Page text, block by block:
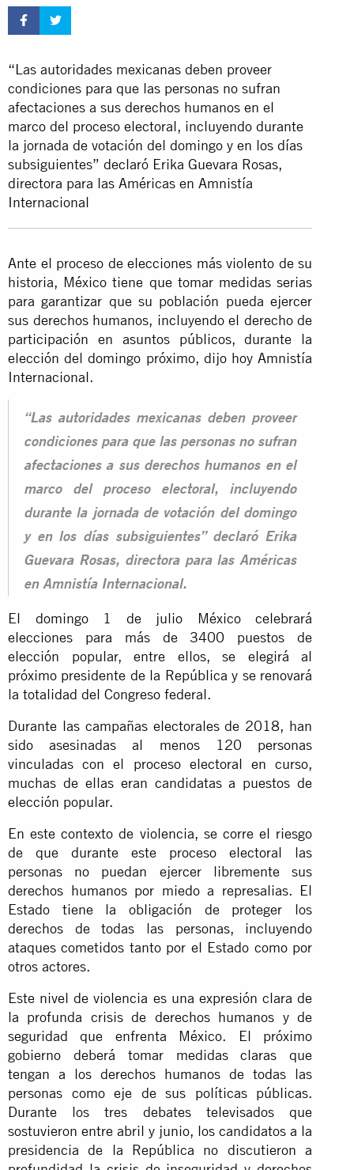
“Las autoridades mexicanas deben proveer
condiciones para que las personas no sufran
afectaciones a sus derechos humanos en el
marco del proceso electoral, incluyendo durante
la jornada de votación del domingo y en los días
subsiguientes” declaró Erika Guevara Rosas,
directora para las Américas en Amnistía
Internacional
Ante el proceso de elecciones más violento de su
historia, México tiene que tomar medidas serias
para garantizar que su población pueda ejercer
sus derechos humanos, incluyendo el derecho de
participación en asuntos públicos, durante la
elección del domingo próximo, dijo hoy Amnistía
Internacional.
“Las autoridades mexicanas deben proveer
condiciones para que las personas no sufran
afectaciones a sus derechos humanos en el
marco del proceso electoral, incluyendo
durante la jornada de votación del domingo
y en los días subsiguientes” declaró Erika
Guevara Rosas, directora para las Américas
en Amnistía Internacional.
El domingo 1 de julio México celebrará
elecciones para más de 3400 puestos de
elección popular, entre ellos, se elegirá al
próximo presidente de la República y se renovará
la totalidad del Congreso federal.
Durante las campañas electorales de 2018, han
sido asesinadas al menos 120 personas
vinculadas con el proceso electoral en curso,
muchas de ellas eran candidatas a puestos de
elección popular.
En este contexto de violencia, se corre el riesgo
de que durante este proceso electoral las
personas no puedan ejercer libremente sus
derechos humanos por miedo a represalias. El
Estado tiene la obligación de proteger los
derechos de todas las personas, incluyendo
ataques cometidos tanto por el Estado como por
otros actores.
Este nivel de violencia es una expresión clara de
la profunda crisis de derechos humanos y de
seguridad que enfrenta México. El próximo
gobierno deberá tomar medidas claras que
tengan a los derechos humanos de todas las
personas como eje de sus políticas públicas.
Durante los tres debates televisados que
sostuvieron entre abril y junio, los candidatos a la
presidencia de la República no discutieron a